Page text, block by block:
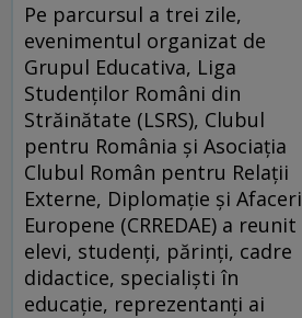
Pe parcursul a trei zile,
evenimentul organizat de
Grupul Educativa, Liga
Studenţilor Români din
Străinătate (LSRS), Clubul
pentru România şi Asociaţia
Clubul Român pentru Relaţii
Externe, Diplomaţie şi Afaceri
Europene (CRREDAE) a reunit
elevi, studenţi, părinţi, cadre
didactice, specialişti în
educaţie, reprezentanţi ai